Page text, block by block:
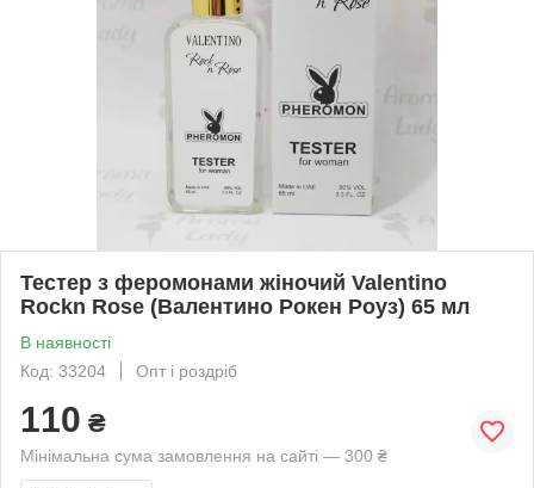
Тестер з феромонами жіночий Valentino
Rockn Rose (Валентино Рокен Роуз) 65 мл
В наявності
Код: 33204
Опт і роздріб
110 ₴
Мінімальна сума замовлення на сайті — 300 ₴